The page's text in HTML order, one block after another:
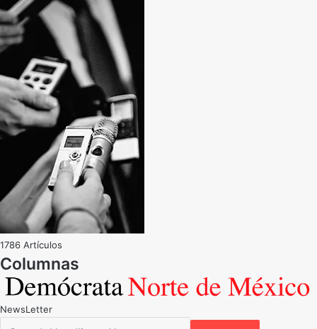
1786 Artículos
NewsLetter